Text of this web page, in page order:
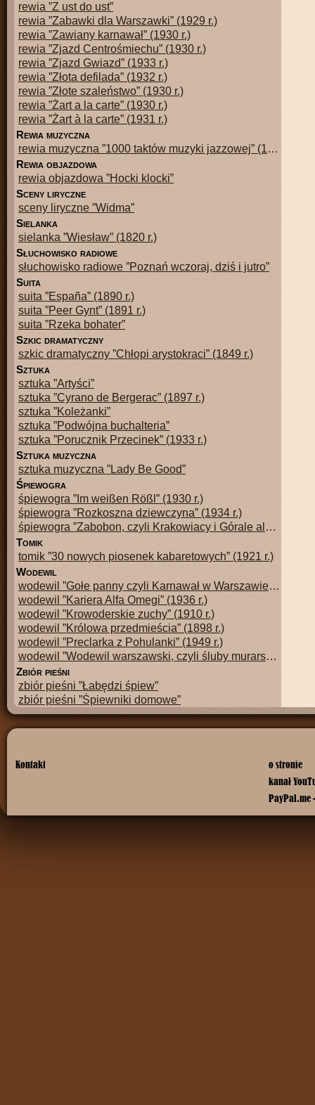
rewia ”Z ust do ust”
rewia ”Zabawki dla Warszawki” (1929 r.)
rewia ”Zawiany karnawał” (1930 r.)
rewia ”Zjazd Centrośmiechu” (1930 r.)
rewia ”Zjazd Gwiazd” (1933 r.)
rewia ”Złota defilada” (1932 r.)
rewia ”Złote szaleństwo” (1930 r.)
rewia ”Żart a la carte” (1930 r.)
rewia ”Żart à la carte” (1931 r.)
rewia muzyczna
rewia muzyczna ”1000 taktów muzyki jazzowej” (1945 r.)
rewia objazdowa
rewia objazdowa ”Hocki klocki”
sceny liryczne
sceny liryczne ”Widma”
sielanka
sielanka ”Wiesław” (1820 r.)
słuchowisko radiowe
słuchowisko radiowe ”Poznań wczoraj, dziś i jutro”
suita
suita ”España” (1890 r.)
suita ”Peer Gynt” (1891 r.)
suita ”Rzeka bohater”
szkic dramatyczny
szkic dramatyczny ”Chłopi arystokraci” (1849 r.)
sztuka
sztuka ”Artyści”
sztuka ”Cyrano de Bergerac” (1897 r.)
sztuka ”Koleżanki”
sztuka ”Podwójna buchalteria”
sztuka ”Porucznik Przecinek” (1933 r.)
sztuka muzyczna
sztuka muzyczna ”Lady Be Good”
śpiewogra
śpiewogra ”Im weißen Rößl” (1930 r.)
śpiewogra ”Rozkoszna dziewczyna” (1934 r.)
śpiewogra ”Zabobon, czyli Krakowiacy i Górale albo Nowe Krakowiaki” (1816 r.)
tomik
tomik ”30 nowych piosenek kabaretowych” (1921 r.)
wodewil
wodewil ”Gołe panny czyli Karnawał w Warszawie” (1905 r.)
wodewil ”Kariera Alfa Omegi” (1936 r.)
wodewil ”Krowoderskie zuchy” (1910 r.)
wodewil ”Królowa przedmieścia” (1898 r.)
wodewil ”Preclarka z Pohulanki” (1949 r.)
wodewil ”Wodewil warszawski, czyli śluby murarskie” (1950 r.)
zbiór pieśni
zbiór pieśni ”Łabędzi śpiew”
zbiór pieśni ”Śpiewniki domowe”
Kontakt
o stronie
kanał
PayPal.me